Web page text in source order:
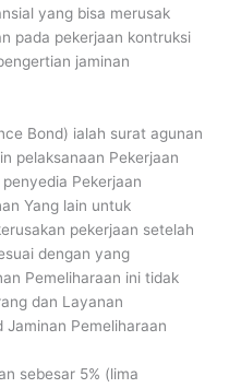
yang bisa merusak
pada pekerjaan kontruksi
jaminan
Bond) ialah surat agunan
pelaksanaan Pekerjaan
Pekerjaan
Yang lain untuk
pekerjaan setelah
dengan yang
Pemeliharaan ini tidak
dan Layanan
Jaminan Pemeliharaan
sebesar 5% (lima